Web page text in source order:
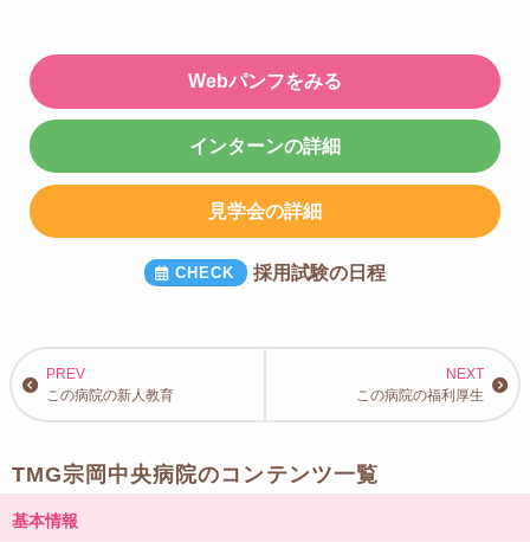
Webパンフをみる
インターンの詳細
見学会の詳細
採用試験の日程
この病院の新人教育 この病院の福利厚生
TMG宗岡中央病院のコンテンツ一覧
基本情報